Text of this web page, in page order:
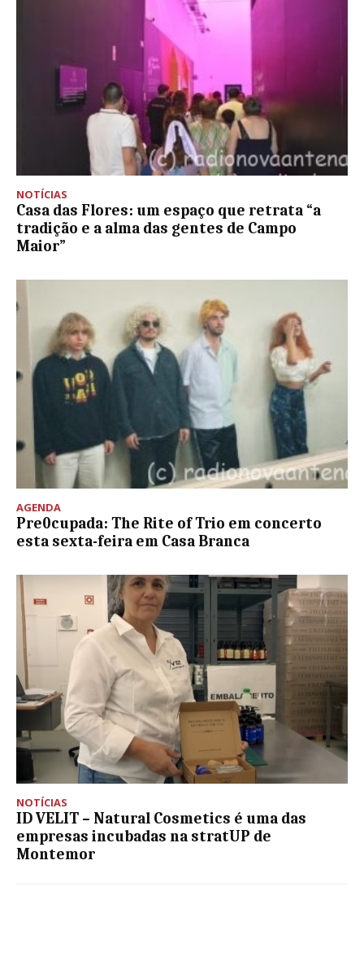
NOTÍCIAS
Casa das Flores: um espaço que retrata “a
tradição e a alma das gentes de Campo
Maior”
AGENDA
Pre0cupada: The Rite of Trio em concerto
esta sexta-feira em Casa Branca
NOTÍCIAS
ID VELIT – Natural Cosmetics é uma das
empresas incubadas na stratUP de
Montemor